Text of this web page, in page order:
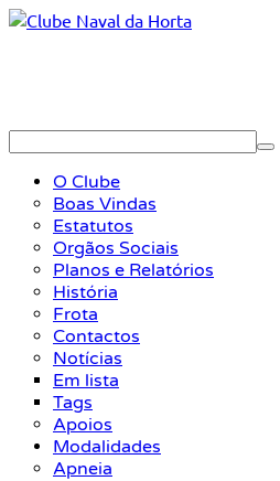
O Clube
Boas Vindas
Estatutos
Orgãos Sociais
Planos e Relatórios
História
Frota
Contactos
Notícias
Em lista
Tags
Apoios
Modalidades
Apneia